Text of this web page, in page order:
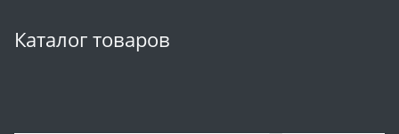
Каталог товаров